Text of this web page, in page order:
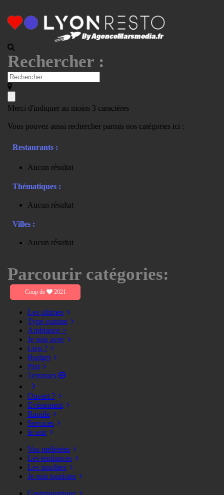
Rechercher :
Merci d'indiquer au moins 3 caractères
Vous pouvez aussi rechercher parmis nos catégories ici :
Restaurants :
Aucun résultat
Thématiques :
Aucun résultat
Villes :
Aucun résultat
Parcourir catégories:
Coup de 2021
Les ultimes
Type cuisine
Ambiance >
Je suis avec
Lieu ?
Budget
Plat
Terrasses
Ouvert ?
Evènement
Rapide
Services
le soir
Vos préférées
Les tendances
Les insolites
Je suis touristes
Gastronomique